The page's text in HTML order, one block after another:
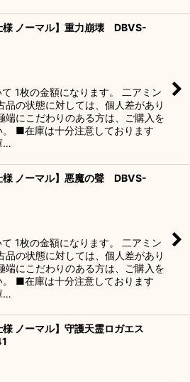
様 ノーマル】重力崩壊 DBVS-
1枚の金額になります。 二アミン
品の状態に対しては、個人差があり
端にこだわりのある方は、ご購入を
。 ■在庫は十分注意しております
…
様 ノーマル】悪魔の聲 DBVS-
1枚の金額になります。 二アミン
品の状態に対しては、個人差があり
端にこだわりのある方は、ご購入を
。 ■在庫は十分注意しております
…
様 ノーマル】守護天霊ロガエス